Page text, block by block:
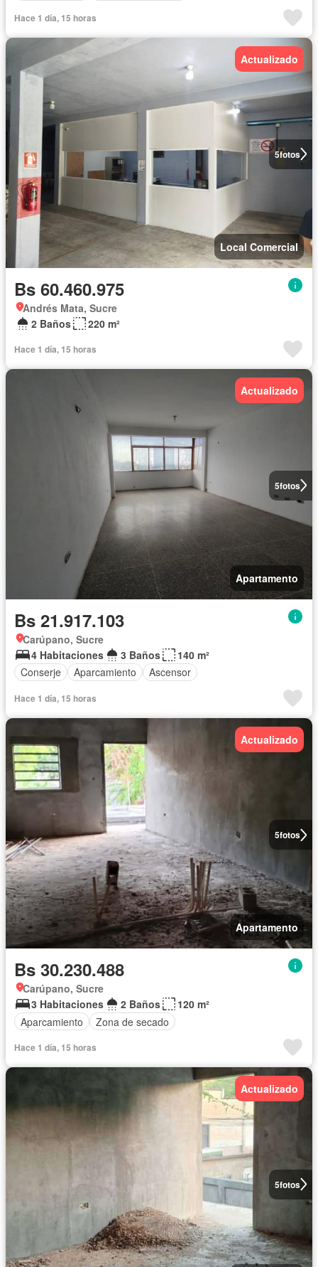
Hace 1 día, 15 horas
5fotos
Actualizado
Local Comercial
Bs 60.460.975
Andrés Mata, Sucre
2 Baños
220 m²
Hace 1 día, 15 horas
5fotos
Actualizado
Apartamento
Bs 21.917.103
Carúpano, Sucre
4 Habitaciones
3 Baños
140 m²
Conserje
Aparcamiento Ascensor
Hace 1 día, 15 horas
5fotos
Actualizado
Apartamento
Bs 30.230.488
Carúpano, Sucre
3 Habitaciones
2 Baños
120 m²
Aparcamiento
Zona de secado
Hace 1 día, 15 horas
5fotos
Actualizado